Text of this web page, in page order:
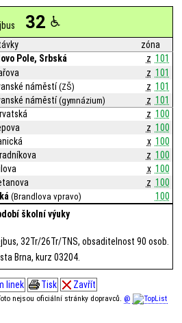
32
zóna
Pole, Srbská z 101
z 101
náměstí(ZŠ) z 101
náměstí(gymnázium) z 101
z 100
z 100
x 100
z 100
x 100
z 100
(Brandlova vpravo)
100
školní výuky
32Tr/26Tr/TNS, obsaditelnost 90 osob.
Brna, kurz 03204.
linek Tisk Zavřít
nejsou oficiální stránky dopravců. @